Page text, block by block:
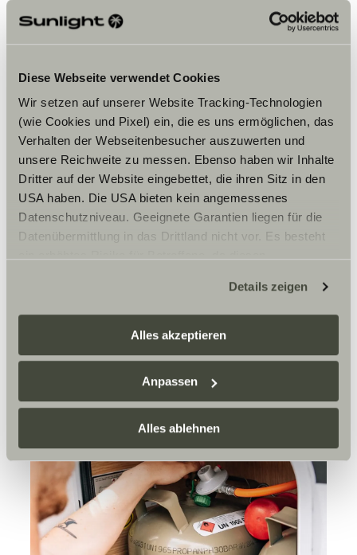
Diese Webseite verwendet Cookies
Wir setzen auf unserer Website Tracking-Technologien
(wie Cookies und Pixel) ein, die es uns ermöglichen, das
Verhalten der Webseitenbesucher auszuwerten und
unsere Reichweite zu messen. Ebenso haben wir Inhalte
Dritter auf der Website eingebettet, die ihren Sitz in den
USA haben. Die USA bieten kein angemessenes
Datenschutzniveau. Geeignete Garantien liegen für die
Datenübermittlung in das Drittland nicht vor. Es besteht
zustehen. Eingesetzte Dienstleister können Daten für
eigene Zwecke verarbeiten und mit anderen Daten
zusammenführen. Weitere Informationen finden Sie hier:
Datenschutzerklärung
einzelne Cookies/Dienste in den Einstellungen aus,
erteilen Sie uns Ihre Einwilligung zur Verarbeitung Ihrer
Daten zu den genannten Zwecken. Die Einwilligung ist
freiwillig, für den Besuch der Website nicht erforderlich
und kann jederzeit über die Einstellungen widerrufen
werden. Klicken Sie auf Ablehnen, werden nur die
notwendigen Cookies auf der Webseite gesetzt, die für
den störungsfreien Betrieb der Webseite und die
Ermöglichung der Seitennavigation erforderlich sind.
Details zeigen
Alles akzeptieren
Anpassen
Alles ablehnen
Elektřina
Vypněte všechny elektrické spotřebiče a odpojte přívod
elektřiny a plynu. Palubní baterii je vhodné odpojit.
ji odpojíte, znovu zkontrolujte, zda jsou všechny
a potom kladnou svorku! Parkujete-li obytné auto venku
elektronické přístroje, které nepoužíváte – od fénů až po